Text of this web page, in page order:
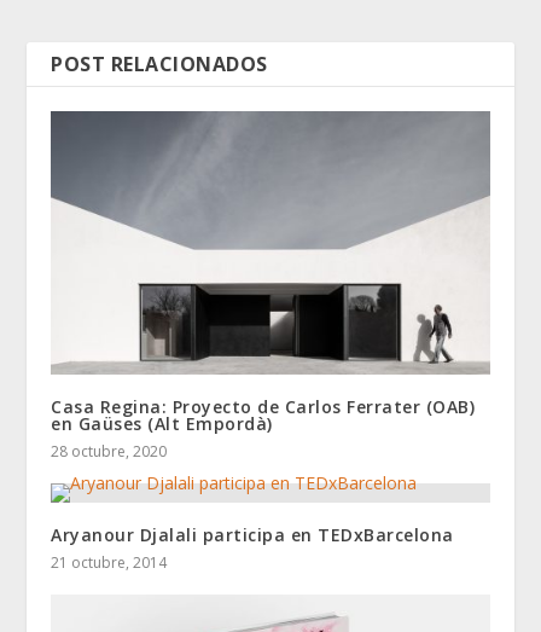
POST RELACIONADOS
Casa Regina: Proyecto de Carlos Ferrater (OAB)
en Gaüses (Alt Empordà)
28 octubre, 2020
Aryanour Djalali participa en TEDxBarcelona
21 octubre, 2014